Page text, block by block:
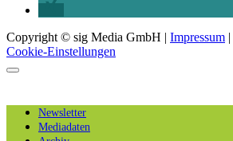
Copyright © sig Media GmbH | Impressum |
Cookie-Einstellungen
Newsletter
Mediadaten